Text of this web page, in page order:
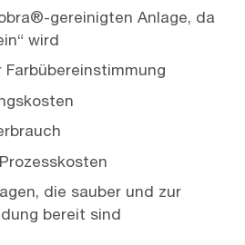
gereinigten Anlage, da
wird
Farbübereinstimmung
die sauber und zur
bereit sind